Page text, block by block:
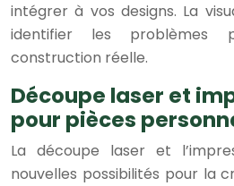
intégrer à vos designs. La
identifier les problèmes
construction réelle.
Découpe laser et
pour pièces
La découpe laser et
nouvelles possibilités pour la